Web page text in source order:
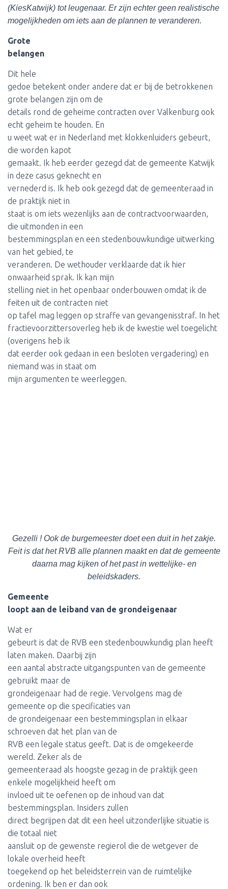
(KiesKatwijk) tot leugenaar. Er zijn echter geen realistische
mogelijkheden om iets aan de plannen te veranderen.
Grote
belangen
Dit hele
gedoe betekent onder andere dat er bij de betrokkenen
grote belangen zijn om de
details rond de geheime contracten over Valkenburg ook
echt geheim te houden. En
u weet wat er in Nederland met klokkenluiders gebeurt,
die worden kapot
gemaakt. Ik heb eerder gezegd dat de gemeente Katwijk
in deze casus geknecht en
vernederd is. Ik heb ook gezegd dat de gemeenteraad in
de praktijk niet in
staat is om iets wezenlijks aan de contractvoorwaarden,
die uitmonden in een
bestemmingsplan en een stedenbouwkundige uitwerking
van het gebied, te
veranderen. De wethouder verklaarde dat ik hier
onwaarheid sprak. Ik kan mijn
stelling niet in het openbaar onderbouwen omdat ik de
feiten uit de contracten niet
op tafel mag leggen op straffe van gevangenisstraf. In het
fractievoorzittersoverleg heb ik de kwestie wel toegelicht
(overigens heb ik
dat eerder ook gedaan in een besloten vergadering) en
niemand was in staat om
mijn argumenten te weerleggen.
Gezelli ! Ook de burgemeester doet een duit in het zakje.
Feit is dat het RVB alle plannen maakt en dat de gemeente
daarna mag kijken of het past in wettelijke- en
beleidskaders.
Gemeente
loopt aan de leiband van de grondeigenaar
Wat er
gebeurt is dat de RVB een stedenbouwkundig plan heeft
laten maken. Daarbij zijn
een aantal abstracte uitgangspunten van de gemeente
gebruikt maar de
grondeigenaar had de regie. Vervolgens mag de
gemeente op die specificaties van
de grondeigenaar een bestemmingsplan in elkaar
schroeven dat het plan van de
RVB een legale status geeft. Dat is de omgekeerde
wereld. Zeker als de
gemeenteraad als hoogste gezag in de praktijk geen
enkele mogelijkheid heeft om
invloed uit te oefenen op de inhoud van dat
bestemmingsplan. Insiders zullen
direct begrijpen dat dit een heel uitzonderlijke situatie is
die totaal niet
aansluit op de gewenste regierol die de wetgever de
lokale overheid heeft
toegekend op het beleidsterrein van de ruimtelijke
ordening. Ik ben er dan ook